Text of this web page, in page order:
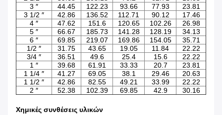
3 ″
44.45 122.23 93.66 77.93
23.81
3 1/2 ″
42.86 136.52 112.71 90.12
17.46
4 ″
47.62 151.6 120.65 102.26
26.98
5 ″
66.67 185.73 141.28 128.19
34.13
6 ″
69.85 219.07 169.86 154.05
35.71
1/2 ″
31.75 43.65 19.05 11.84
22.22
3/4 ″
36.51 49.6 25.4 15.6
22.22
1 ″
39.68 61.91 33.33 20.7
23.81
1 1/4 ″
41.27 69.05 38.1 29.46
20.63
1 1/2 ″
42.86 82.55 49.21 33.99
22.22
2 ″
52.38 102.39 69.85 42.9 30.16
Χημικές συνθέσεις υλικών